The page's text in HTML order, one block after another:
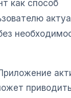
как способ